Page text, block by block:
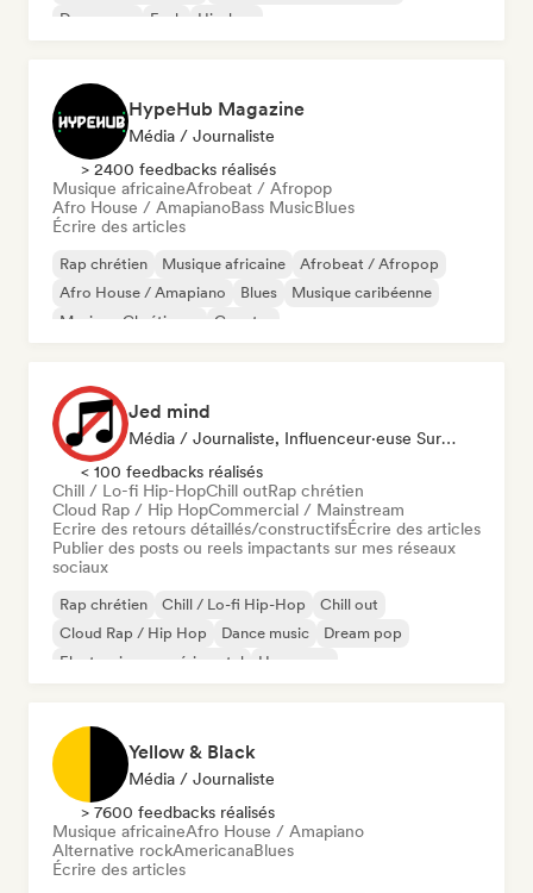
Dance pop
Funk Hip-hop
HypeHub Magazine
Média / Journaliste
> 2400 feedbacks réalisés
Musique africaineAfrobeat / Afropop
Afro House / AmapianoBass MusicBlues
Écrire des articles
Rap chrétien Musique africaine
Afrobeat / Afropop
Afro House / Amapiano
Blues
Musique caribéenne
Musique Chrétienne
Country
Jed mind
Média / Journaliste, Influenceur·euse Sur Les Réseaux Sociaux
< 100 feedbacks réalisés
Chill / Lo-fi Hip-HopChill outRap chrétien
Cloud Rap / Hip HopCommercial / Mainstream
Ecrire des retours détaillés/constructifsÉcrire des articles
Publier des posts ou reels impactants sur mes réseaux
sociaux
Rap chrétien Chill / Lo-fi Hip-Hop
Chill out
Cloud Rap / Hip Hop
Dance music
Dream pop
Electronique expérimental
Hyperpop
Yellow & Black
Média / Journaliste
> 7600 feedbacks réalisés
Musique africaineAfro House / Amapiano
Alternative rockAmericanaBlues
Écrire des articles